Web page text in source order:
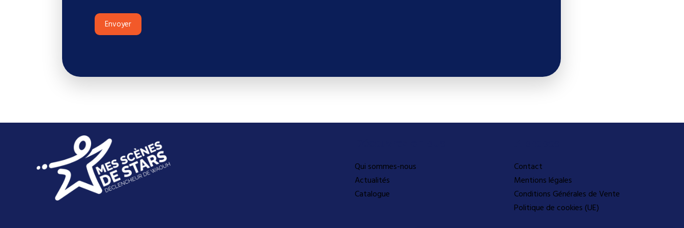
Envoyer
Qui sommes-nous
Actualités
Catalogue
Contact
Mentions légales
Conditions Générales de Vente
Politique de cookies (UE)